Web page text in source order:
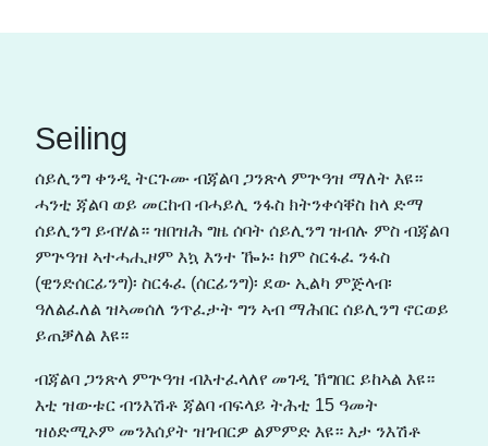
Seiling
ሰይሊንግ ቀንዲ ትርጉሙ ብጃልባ ጋንጽላ ምጕዓዝ ማለት እዩ።
ሓንቲ ጃልባ ወይ መርከብ ብሓይሊ ንፋስ ክትንቀሳቐስ ከላ ድማ
ሰይሊንግ ይብሃል። ዝበዝሕ ግዜ ሰባት ሰይሊንግ ዝብሉ ምስ ብጃልባ
ምጕዓዝ ኣተሓሒዞም እኳ እንተ ዀኑ፡ ከም ስርፋፈ ንፋስ
(ዊንድሰርፊንግ)፡ ስርፋፈ (ሰርፊንግ)፡ ደው ኢልካ ምጅላብ፡
ዓለልፈለል ዝኣመሰለ ንጥፈታት ግን ኣብ ማሕበር ሰይሊንግ ኖርወይ
ይጠቓለል እዩ።
ብጃልባ ጋንጽላ ምጕዓዝ ብእተፈላለየ መገዲ ኽግበር ይከኣል እዩ።
እቲ ዝውቱር ብንእሽቶ ጃልባ ብፍላይ ትሕቲ 15 ዓመት
ዝዕድሚኦም መንእሰያት ዝገብርዎ ልምምድ እዩ። እታ ንእሽቶ